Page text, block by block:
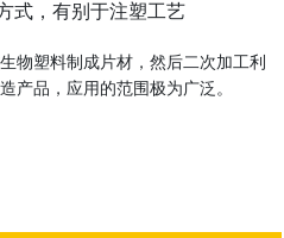
式，有别于注塑工艺
物塑料制成片材，然后二次加工利
产品，应用的范围极为广泛。